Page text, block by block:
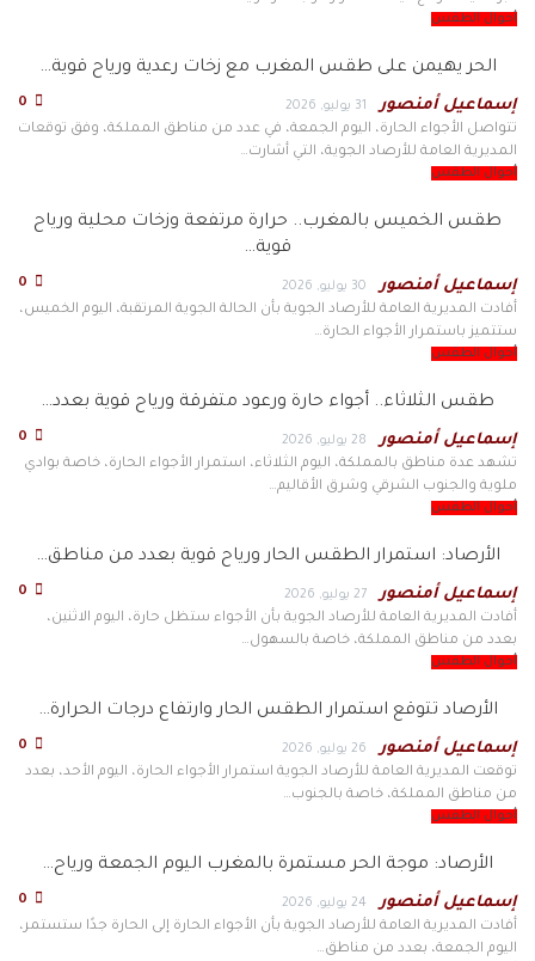
أحوال الطقس
الحر يهيمن على طقس المغرب مع زخات رعدية ورياح قوية…
إسماعيل أمنصور 31 يوليو, 2026
تتواصل الأجواء الحارة، اليوم الجمعة، في عدد من مناطق المملكة، وفق توقعات
المديرية العامة للأرصاد الجوية، التي أشارت…
أحوال الطقس
طقس الخميس بالمغرب.. حرارة مرتفعة وزخات محلية ورياح
قوية…
إسماعيل أمنصور 30 يوليو, 2026
أفادت المديرية العامة للأرصاد الجوية بأن الحالة الجوية المرتقبة، اليوم الخميس،
ستتميز باستمرار الأجواء الحارة…
أحوال الطقس
طقس الثلاثاء.. أجواء حارة ورعود متفرقة ورياح قوية بعدد…
إسماعيل أمنصور 28 يوليو, 2026
تشهد عدة مناطق بالمملكة، اليوم الثلاثاء، استمرار الأجواء الحارة، خاصة بوادي
ملوية والجنوب الشرقي وشرق الأقاليم…
أحوال الطقس
الأرصاد: استمرار الطقس الحار ورياح قوية بعدد من مناطق…
إسماعيل أمنصور 27 يوليو, 2026
أفادت المديرية العامة للأرصاد الجوية بأن الأجواء ستظل حارة، اليوم الاثنين،
بعدد من مناطق المملكة، خاصة بالسهول…
أحوال الطقس
الأرصاد تتوقع استمرار الطقس الحار وارتفاع درجات الحرارة…
إسماعيل أمنصور 26 يوليو, 2026
توقعت المديرية العامة للأرصاد الجوية استمرار الأجواء الحارة، اليوم الأحد، بعدد
من مناطق المملكة، خاصة بالجنوب…
أحوال الطقس
الأرصاد: موجة الحر مستمرة بالمغرب اليوم الجمعة ورياح…
إسماعيل أمنصور 24 يوليو, 2026
أفادت المديرية العامة للأرصاد الجوية بأن الأجواء الحارة إلى الحارة جدًا ستستمر،
اليوم الجمعة، بعدد من مناطق…